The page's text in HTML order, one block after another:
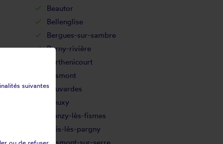
Beautor
Bellenglise
Bergues-sur-sambre
Berny-rivière
Berthenicourt
Besmont
Beuvardes
Bieuxy
Blanzy-lès-fismes
Bois-lès-pargny
suivantes